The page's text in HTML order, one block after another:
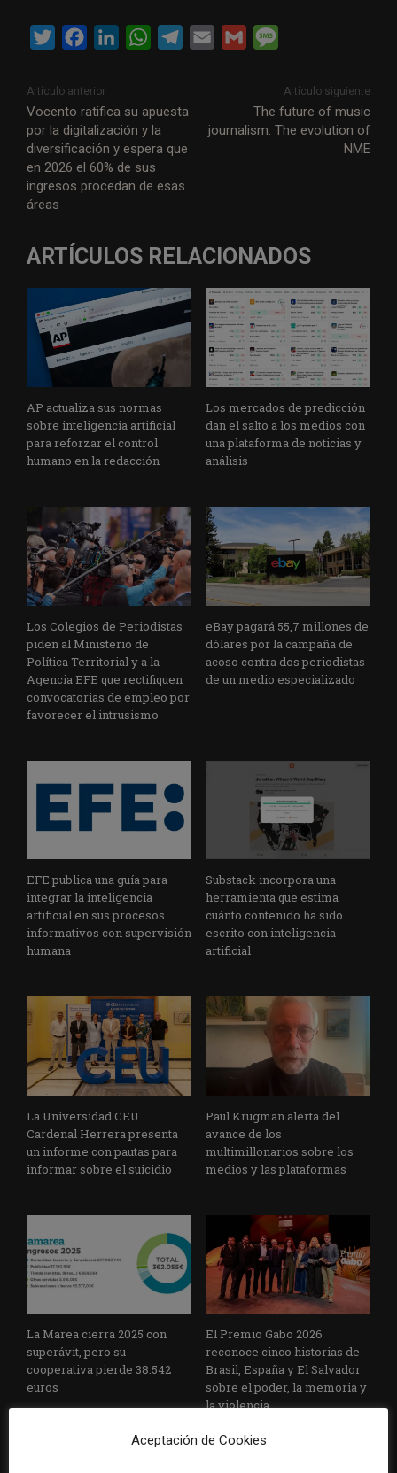
i
t
t
e
r
c
e
b
o
o
k
e
d
I
W
t
s
A
p
e
a
l
l
s
s
a
Artículo anterior
Vocento ratifica su apuesta
por la digitalización y la
diversificación y espera que
en 2026 el 60% de sus
ingresos procedan de esas
áreas
Artículo siguiente
The future of music
journalism: The evolution of
NME
ARTÍCULOS RELACIONADOS
AP actualiza sus normas
sobre inteligencia artificial
para reforzar el control
humano en la redacción
Los mercados de predicción
dan el salto a los medios con
una plataforma de noticias y
análisis
Los Colegios de Periodistas
piden al Ministerio de
Política Territorial y a la
Agencia EFE que rectifiquen
convocatorias de empleo por
favorecer el intrusismo
eBay pagará 55,7 millones de
dólares por la campaña de
acoso contra dos periodistas
de un medio especializado
EFE publica una guía para
integrar la inteligencia
artificial en sus procesos
informativos con supervisión
humana
Substack incorpora una
herramienta que estima
cuánto contenido ha sido
escrito con inteligencia
artificial
La Universidad CEU
Cardenal Herrera presenta
un informe con pautas para
informar sobre el suicidio
Paul Krugman alerta del
avance de los
multimillonarios sobre los
medios y las plataformas
La Marea cierra 2025 con
superávit, pero su
cooperativa pierde 38.542
euros
El Premio Gabo 2026
reconoce cinco historias de
Brasil, España y El Salvador
sobre el poder, la memoria y
la violencia
Aceptación de Cookies